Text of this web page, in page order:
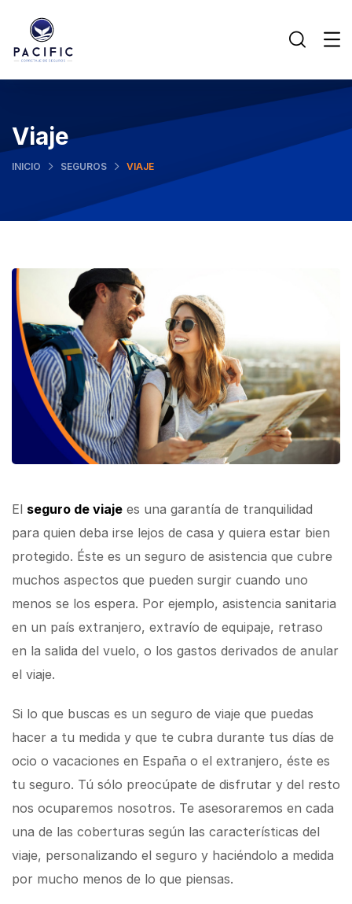
Viaje
INICIO SEGUROS VIAJE
El seguro de viaje es una garantía de tranquilidad
para quien deba irse lejos de casa y quiera estar bien
protegido. Éste es un seguro de asistencia que cubre
muchos aspectos que pueden surgir cuando uno
menos se los espera. Por ejemplo, asistencia sanitaria
en un país extranjero, extravío de equipaje, retraso
en la salida del vuelo, o los gastos derivados de anular
el viaje.
Si lo que buscas es un seguro de viaje que puedas
hacer a tu medida y que te cubra durante tus días de
ocio o vacaciones en España o el extranjero, éste es
tu seguro. Tú sólo preocúpate de disfrutar y del resto
nos ocuparemos nosotros. Te asesoraremos en cada
una de las coberturas según las características del
viaje, personalizando el seguro y haciéndolo a medida
por mucho menos de lo que piensas.